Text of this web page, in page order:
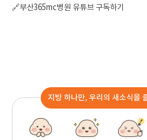
🔗부산365mc병원 유튜브 구독하기
지방 하나만, 우리의 새소식을